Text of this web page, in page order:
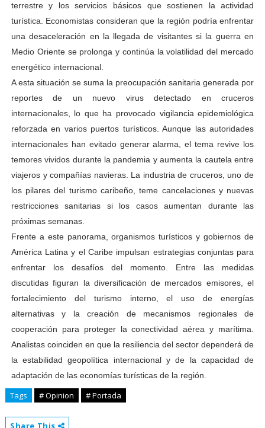
terrestre y los servicios básicos que sostienen la actividad
turística. Economistas consideran que la región podría enfrentar
una desaceleración en la llegada de visitantes si la guerra en
Medio Oriente se prolonga y continúa la volatilidad del mercado
energético internacional.
A esta situación se suma la preocupación sanitaria generada por
reportes de un nuevo virus detectado en cruceros
internacionales, lo que ha provocado vigilancia epidemiológica
reforzada en varios puertos turísticos. Aunque las autoridades
internacionales han evitado generar alarma, el tema revive los
temores vividos durante la pandemia y aumenta la cautela entre
viajeros y compañías navieras. La industria de cruceros, uno de
los pilares del turismo caribeño, teme cancelaciones y nuevas
restricciones sanitarias si los casos aumentan durante las
próximas semanas.
Frente a este panorama, organismos turísticos y gobiernos de
América Latina y el Caribe impulsan estrategias conjuntas para
enfrentar los desafíos del momento. Entre las medidas
discutidas figuran la diversificación de mercados emisores, el
fortalecimiento del turismo interno, el uso de energías
alternativas y la creación de mecanismos regionales de
cooperación para proteger la conectividad aérea y marítima.
Analistas coinciden en que la resiliencia del sector dependerá de
la estabilidad geopolítica internacional y de la capacidad de
adaptación de las economías turísticas de la región.
Tags # Opinion # Portada
Share This